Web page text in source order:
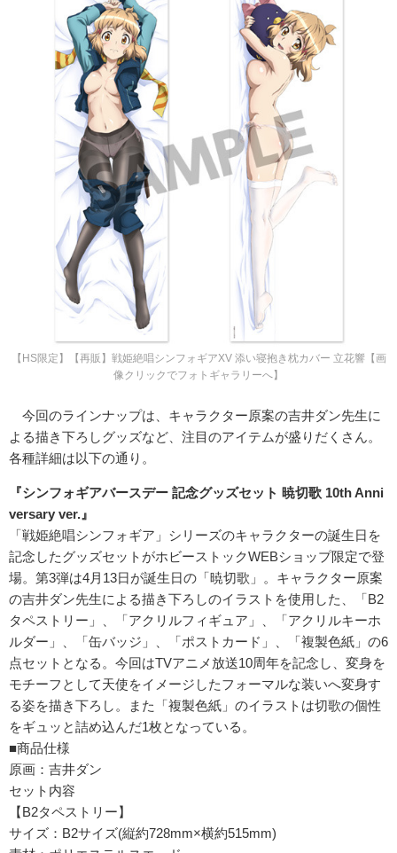
【HS限定】【再販】戦姫絶唱シンフォギアXV 添い寝抱き枕カバー 立花響【画
像クリックでフォトギャラリーへ】
今回のラインナップは、キャラクター原案の吉井ダン先生に
よる描き下ろしグッズなど、注目のアイテムが盛りだくさん。
各種詳細は以下の通り。
『シンフォギアバースデー 記念グッズセット 暁切歌 10th Anni
versary ver.』
「戦姫絶唱シンフォギア」シリーズのキャラクターの誕生日を
記念したグッズセットがホビーストックWEBショップ限定で登
場。第3弾は4月13日が誕生日の「暁切歌」。キャラクター原案
の吉井ダン先生による描き下ろしのイラストを使用した、「B2
タペストリー」、「アクリルフィギュア」、「アクリルキーホ
ルダー」、「缶バッジ」、「ポストカード」、「複製色紙」の6
点セットとなる。今回はTVアニメ放送10周年を記念し、変身を
モチーフとして天使をイメージしたフォーマルな装いへ変身す
る姿を描き下ろし。また「複製色紙」のイラストは切歌の個性
をギュッと詰め込んだ1枚となっている。
■商品仕様
原画：吉井ダン
セット内容
【B2タペストリー】
サイズ：B2サイズ(縦約728mm×横約515mm)